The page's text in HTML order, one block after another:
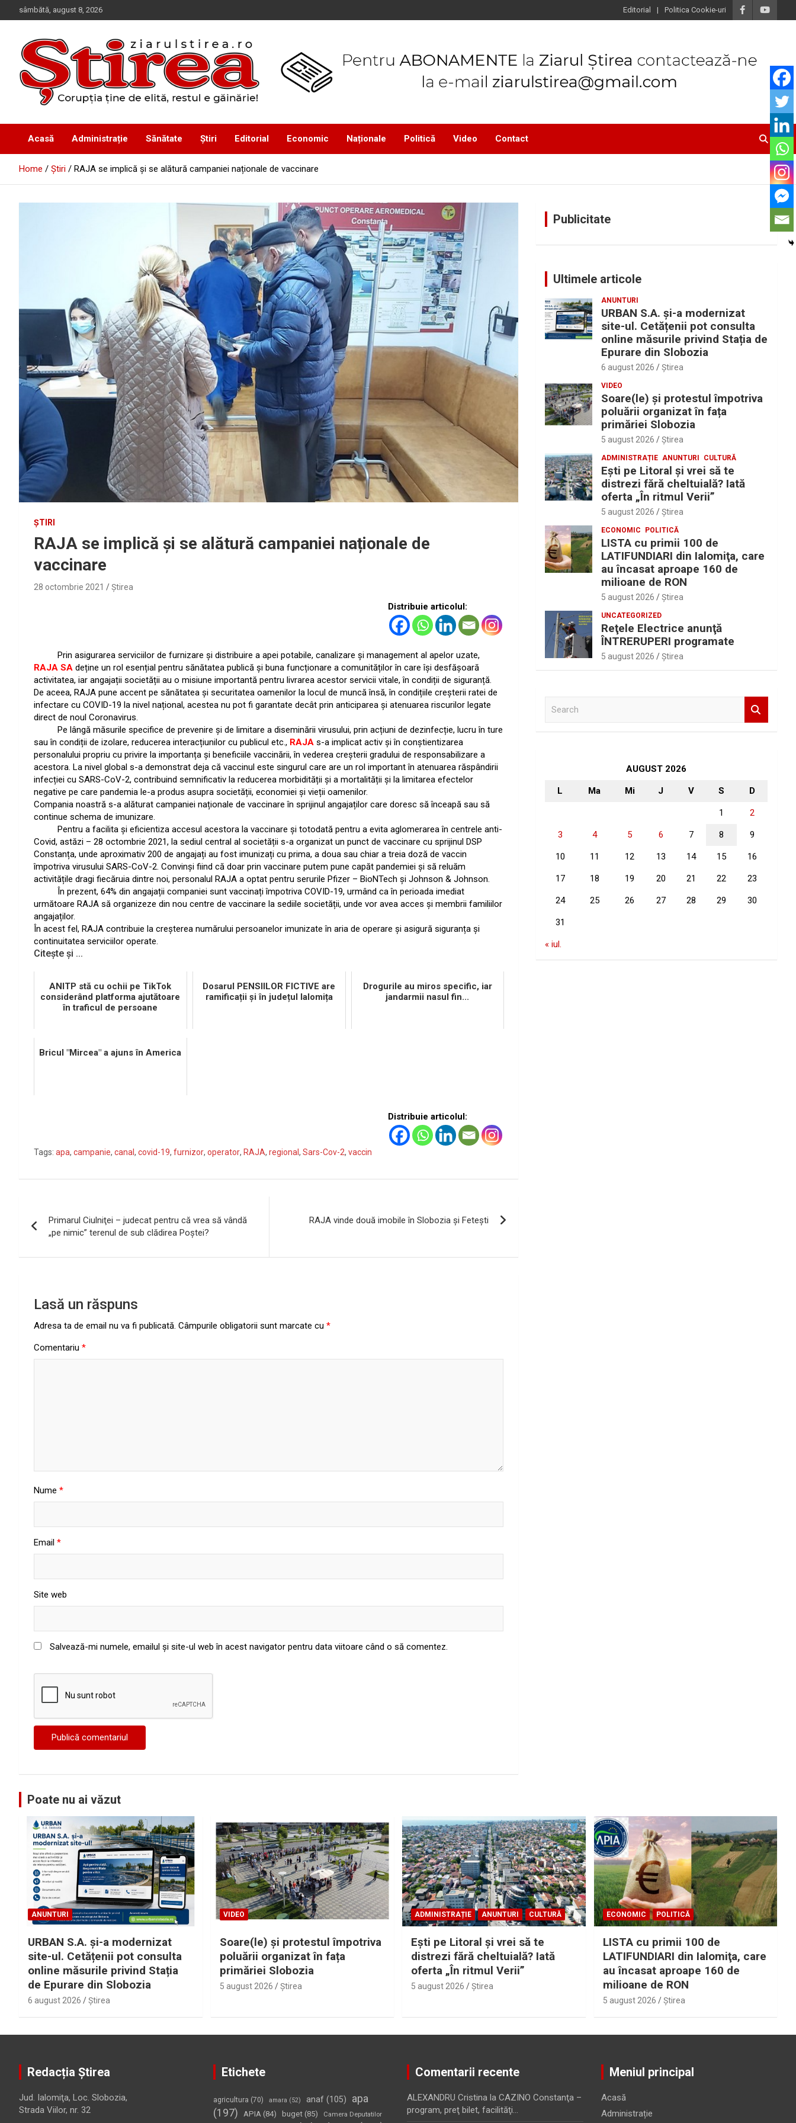
to
sâmbătă, august 8, 2026 Editorial Politica Cookie-uri
Ziarul Știrea
Acasă Administrație Sănătate Știri Editorial Economic Naționale Politică Video Contact
Home Știri RAJA se implică și se alătură campaniei naționale de vaccinare
ȘTIRI
RAJA se implică și se alătură campaniei naționale de
vaccinare
28 octombrie 2021 Ştirea
Distribuie articolul:
Prin asigurarea serviciilor de furnizare și distribuire a apei potabile, canalizare și management al apelor uzate,
RAJA SA deține un rol esențial pentru sănătatea publică și buna funcționare a comunităților în care își desfășoară
activitatea, iar angajații societății au o misiune importantă pentru livrarea acestor servicii vitale, în condiții de siguranță.
De aceea, RAJA pune accent pe sănătatea și securitatea oamenilor la locul de muncă însă, în condițiile creșterii ratei de
infectare cu COVID-19 la nivel național, acestea nu pot fi garantate decât prin anticiparea și atenuarea riscurilor legate
direct de noul Coronavirus.
Pe lângă măsurile specifice de prevenire și de limitare a diseminării virusului, prin acțiuni de dezinfecție, lucru în ture
sau în condiții de izolare, reducerea interacțiunilor cu publicul etc., RAJA s-a implicat activ și în conștientizarea
personalului propriu cu privire la importanța și beneficiile vaccinării, în vederea creșterii gradului de responsabilizare a
acestora. La nivel global s-a demonstrat deja că vaccinul este singurul care are un rol important în atenuarea răspândirii
infecției cu SARS-CoV-2, contribuind semnificativ la reducerea morbidității și a mortalității și la limitarea efectelor
negative pe care pandemia le-a produs asupra societății, economiei și vieții oamenilor.
Compania noastră s-a alăturat campaniei naționale de vaccinare în sprijinul angajaților care doresc să înceapă sau să
continue schema de imunizare.
Pentru a facilita și eficientiza accesul acestora la vaccinare și totodată pentru a evita aglomerarea în centrele anti-
Covid, astăzi – 28 octombrie 2021, la sediul central al societății s-a organizat un punct de vaccinare cu sprijinul DSP
Constanța, unde aproximativ 200 de angajați au fost imunizați cu prima, a doua sau chiar a treia doză de vaccin
împotriva virusului SARS-CoV-2. Convinși fiind că doar prin vaccinare putem pune capăt pandemiei și să reluăm
activitățile dragi fiecăruia dintre noi, personalul RAJA a optat pentru serurile Pfizer – BioNTech și Johnson & Johnson.
În prezent, 64% din angajații companiei sunt vaccinați împotriva COVID-19, urmând ca în perioada imediat
următoare RAJA să organizeze din nou centre de vaccinare la sediile societății, unde vor avea acces și membrii familiilor
angajaților.
În acest fel, RAJA contribuie la creșterea numărului persoanelor imunizate în aria de operare și asigură siguranța și
continuitatea serviciilor operate.
Citește și ...
ANITP stă cu ochii pe TikTok
considerând platforma ajutătoare
în traficul de persoane
Dosarul PENSIILOR FICTIVE are
ramificații și în județul Ialomița
Drogurile au miros specific, iar
jandarmii nasul fin...
Bricul "Mircea" a ajuns în America
Distribuie articolul:
Tags: apa, campanie, canal, covid-19, furnizor, operator, RAJA, regional, Sars-Cov-2, vaccin
în
articole
Primarul Ciulniţei – judecat pentru că vrea să vândă
„pe nimic” terenul de sub clădirea Poştei?
RAJA vinde două imobile în Slobozia şi Feteşti
Lasă un răspuns
Adresa ta de email nu va fi publicată. Câmpurile obligatorii sunt marcate cu *
Comentariu *
Nume *
Email *
Site web
Salvează-mi numele, emailul și site-ul web în acest navigator pentru data viitoare când o să comentez.
Publicitate
Ultimele articole
ANUNTURI
URBAN S.A. și-a modernizat
site-ul. Cetățenii pot consulta
online măsurile privind Stația de
Epurare din Slobozia
6 august 2026 Ştirea
VIDEO
Soare(le) și protestul împotriva
poluării organizat în fața
primăriei Slobozia
5 august 2026 Ştirea
ADMINISTRAȚIE ANUNTURI CULTURĂ
Eşti pe Litoral şi vrei să te
distrezi fără cheltuială? Iată
oferta „În ritmul Verii”
5 august 2026 Ştirea
ECONOMIC POLITICĂ
LISTA cu primii 100 de
LATIFUNDIARI din Ialomiţa, care
au încasat aproape 160 de
milioane de RON
5 august 2026 Ştirea
UNCATEGORIZED
Reţele Electrice anunţă
ÎNTRERUPERI programate
5 august 2026 Ştirea
AUGUST 2026
L Ma Mi J V S D
1 2
3 4 5 6 7 8 9
10 11 12 13 14 15 16
17 18 19 20 21 22 23
24 25 26 27 28 29 30
31
« iul.
Poate nu ai văzut
ANUNTURI
URBAN S.A. și-a modernizat
site-ul. Cetățenii pot consulta
online măsurile privind Stația
de Epurare din Slobozia
6 august 2026 Ştirea
VIDEO
Soare(le) și protestul împotriva
poluării organizat în fața
primăriei Slobozia
5 august 2026 Ştirea
ADMINISTRAȚIE ANUNTURI CULTURĂ
Eşti pe Litoral şi vrei să te
distrezi fără cheltuială? Iată
oferta „În ritmul Verii”
5 august 2026 Ştirea
ECONOMIC POLITICĂ
LISTA cu primii 100 de
LATIFUNDIARI din Ialomiţa, care
au încasat aproape 160 de
milioane de RON
5 august 2026 Ştirea
Redacția Știrea
Jud. Ialomiţa, Loc. Slobozia,
Strada Viilor, nr. 32
Etichete
agricultura (70) amara (52) anaf(105)
apa
(197)
APIA(84) buget(85) Camera Deputatilor
Comentarii recente
ALEXANDRU Cristina la CAZINO Constanţa –
program, preţ bilet, facilităţi…
Meniul principal
Acasă
Administrație